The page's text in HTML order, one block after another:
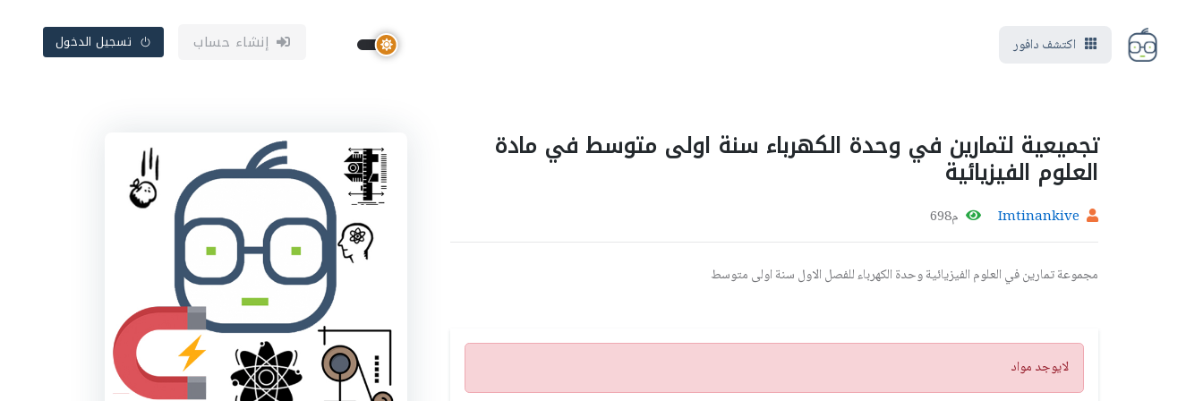
اكتشف دافور إنشاء حساب تسجيل الدخول
تجميعية لتمارين في وحدة الكهرباء سنة اولى متوسط في مادة
العلوم الفيزيائية
Imtinankive م698
مجموعة تمارين في العلوم الفيزيائية وحدة الكهرباء للفصل الاول سنة اولى متوسط
تنبيه
لايوجد مواد